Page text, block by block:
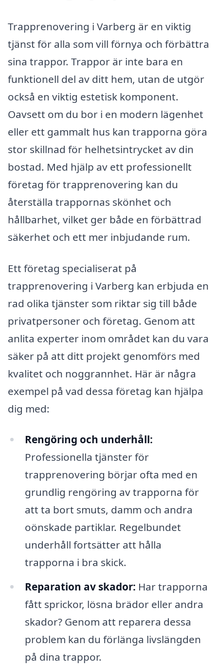
Trapprenovering i Varberg är en viktig
tjänst för alla som vill förnya och förbättra
sina trappor. Trappor är inte bara en
funktionell del av ditt hem, utan de utgör
också en viktig estetisk komponent.
Oavsett om du bor i en modern lägenhet
eller ett gammalt hus kan trapporna göra
stor skillnad för helhetsintrycket av din
bostad. Med hjälp av ett professionellt
företag för trapprenovering kan du
återställa trappornas skönhet och
hållbarhet, vilket ger både en förbättrad
säkerhet och ett mer inbjudande rum.
Ett företag specialiserat på
trapprenovering i Varberg kan erbjuda en
rad olika tjänster som riktar sig till både
privatpersoner och företag. Genom att
anlita experter inom området kan du vara
säker på att ditt projekt genomförs med
kvalitet och noggrannhet. Här är några
exempel på vad dessa företag kan hjälpa
dig med:
Rengöring och underhåll:
Professionella tjänster för
trapprenovering börjar ofta med en
grundlig rengöring av trapporna för
att ta bort smuts, damm och andra
oönskade partiklar. Regelbundet
underhåll fortsätter att hålla
trapporna i bra skick.
Reparation av skador: Har trapporna
fått sprickor, lösna brädor eller andra
skador? Genom att reparera dessa
problem kan du förlänga livslängden
på dina trappor.